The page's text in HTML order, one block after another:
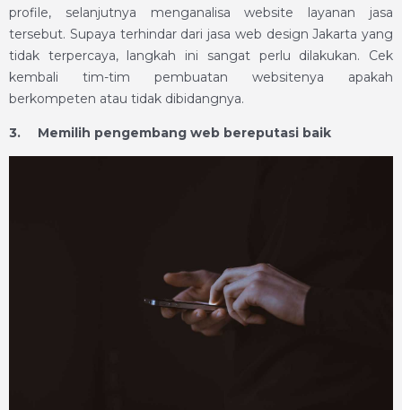
profile, selanjutnya menganalisa website layanan jasa
tersebut. Supaya terhindar dari jasa web design Jakarta yang
tidak terpercaya, langkah ini sangat perlu dilakukan. Cek
kembali tim-tim pembuatan websitenya apakah
berkompeten atau tidak dibidangnya.
3. Memilih pengembang web bereputasi baik